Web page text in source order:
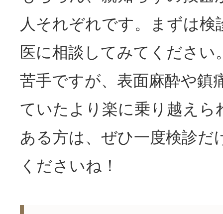
人それぞれです。まずは検
医に相談してみてください
苦手ですが、表面麻酔や鎮
ていたより楽に乗り越えら
ある方は、ぜひ一度検診だ
くださいね！